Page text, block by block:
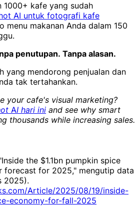
1000+ kafe yang sudah
AI untuk fotografi kafe
menu makanan Anda dalam 150
penutupan. Tanpa alasan.
yang mendorong penjualan dan
tak tertahankan.
your cafe's visual marketing?
AI hari ini and see why smart
thousands while increasing sales.
the $1.1bn pumpkin spice
forecast for 2025," mengutip data
2025).
Article/2025/08/19/inside-
economy-for-fall-2025